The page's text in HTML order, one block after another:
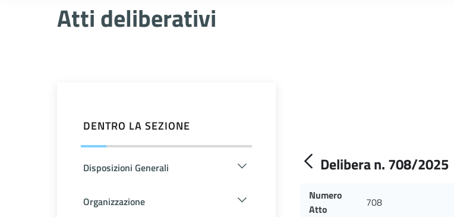
Atti deliberativi
DENTRO LA SEZIONE
Disposizioni Generali
Organizzazione
Delibera n. 708/2025
Numero
Atto
708